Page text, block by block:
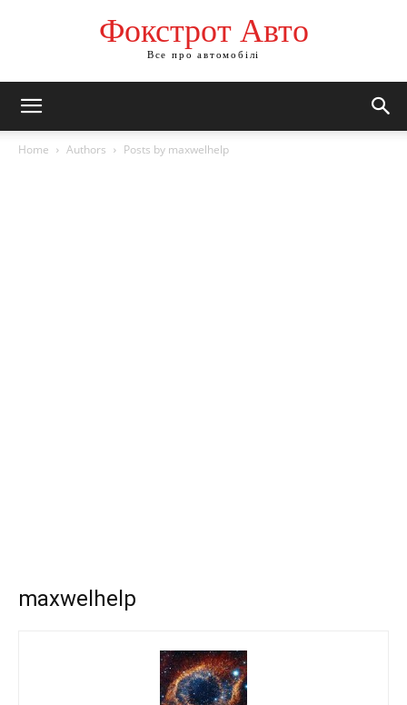
Фокстрот Авто
Все про автомобілі
Home Authors Posts by maxwelhelp
maxwelhelp